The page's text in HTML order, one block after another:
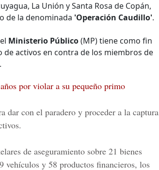
La Unión y Santa Rosa de Copán,
de la denominada 'Operación Caudillo'.
Ministerio Público(MP) tiene como fin
de activos en contra de los miembros de
por violar a su pequeño primo
dar con el paradero y proceder a la captura
de aseguramiento sobre 21 bienes
vehículos y 58 productos financieros, los